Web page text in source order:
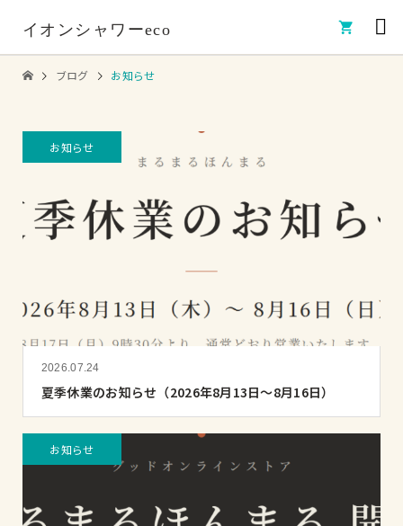
イオンシャワーeco 
ブログ お知らせ
2026.07.24
夏季休業のお知らせ（2026年8月13日〜8月16日）
お知らせ
お知らせ